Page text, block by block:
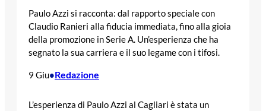
Paulo Azzi si racconta: dal rapporto speciale con
Claudio Ranieri alla fiducia immediata, fino alla gioia
della promozione in Serie A. Un’esperienza che ha
segnato la sua carriera e il suo legame con i tifosi.
9 Giu•Redazione
L’esperienza di Paulo Azzi al Cagliari è stata un